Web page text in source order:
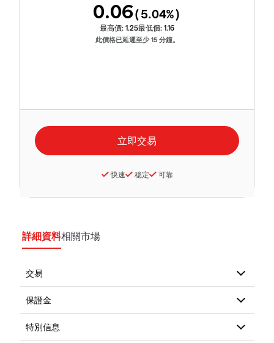
0.06(5.04%)
最高價: 1.25最低價: 1.16
此價格已延遲至少 15 分鐘。
快速 稳定 可靠
詳細資料相關市場